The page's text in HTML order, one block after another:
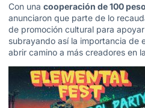
Con una cooperación de 100
anunciaron que parte de lo
de promoción cultural para
subrayando así la importancia de
abrir camino a más creadores en